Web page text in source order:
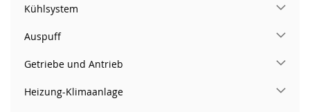
Kühlsystem
Auspuff
Getriebe und Antrieb
Heizung-Klimaanlage